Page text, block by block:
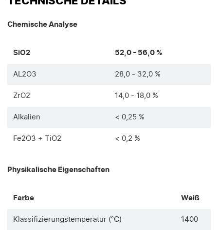
Chemische Analyse
SiO2 52,0 - 56,0 %
AL2O3 28,0 - 32,0 %
ZrO2 14,0 - 18,0 %
Alkalien < 0,25 %
Fe2O3 + TiO2 < 0,2 %
Physikalische Eigenschaften
Farbe Weiß
Klassifizierungstemperatur (°C) 1400